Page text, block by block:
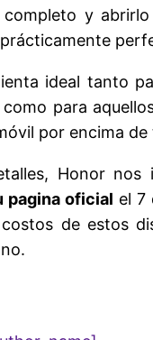
y
ideal tanto
para
por encima de
Honor nos
pagina oficial el 7
de estos